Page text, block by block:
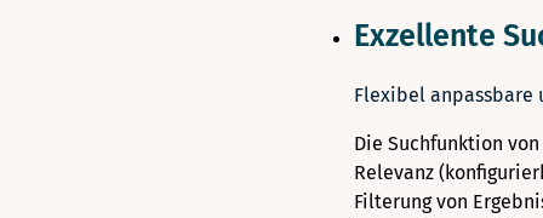
Exzellente
Flexibel anpassbare
Die Suchfunktion
Relevanz
Filterung von